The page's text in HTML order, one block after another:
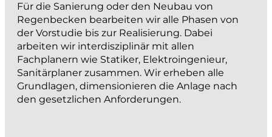
BIM
messen und dokumentieren
Katasternachführung
Bau- und Ingenieurvermessung
Für die Sanierung oder den Neubau von
Regenbecken bearbeiten wir alle Phasen von
der Vorstudie bis zur Realisierung. Dabei
arbeiten wir interdisziplinär mit allen
Fachplanern wie Statiker, Elektroingenieur,
Sanitärplaner zusammen. Wir erheben alle
Grundlagen, dimensionieren die Anlage nach
den gesetzlichen Anforderungen.